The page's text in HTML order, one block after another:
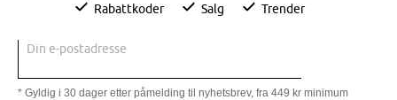
Rabattkoder Salg Trender
Din e-postadresse
* Gyldig i 30 dager etter påmelding til nyhetsbrev, fra 449 kr minimum